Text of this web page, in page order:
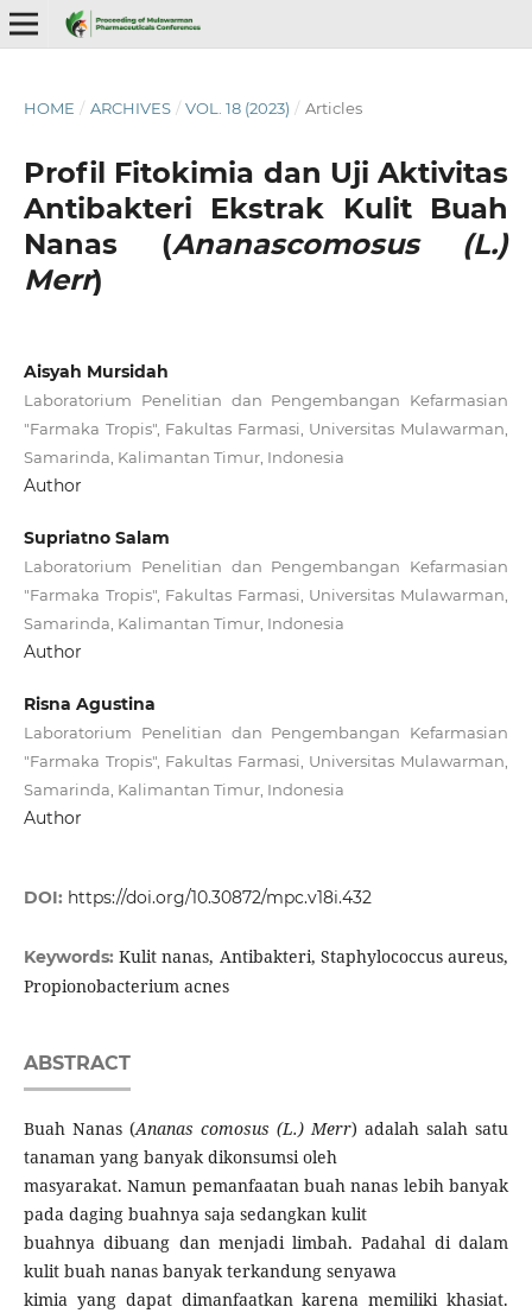
HOME / ARCHIVES / VOL. 18 (2023) / Articles
Profil Fitokimia dan Uji Aktivitas
Antibakteri Ekstrak Kulit Buah
Nanas (Ananascomosus (L.)
Merr)
Aisyah Mursidah
Laboratorium Penelitian dan Pengembangan Kefarmasian
"Farmaka Tropis", Fakultas Farmasi, Universitas Mulawarman,
Samarinda, Kalimantan Timur, Indonesia
Author
Supriatno Salam
Laboratorium Penelitian dan Pengembangan Kefarmasian
"Farmaka Tropis", Fakultas Farmasi, Universitas Mulawarman,
Samarinda, Kalimantan Timur, Indonesia
Author
Risna Agustina
Laboratorium Penelitian dan Pengembangan Kefarmasian
"Farmaka Tropis", Fakultas Farmasi, Universitas Mulawarman,
Samarinda, Kalimantan Timur, Indonesia
Author
DOI: https://doi.org/10.30872/mpc.v18i.432
Keywords:Kulit nanas, Antibakteri, Staphylococcus aureus,
Propionobacterium acnes
ABSTRACT
Buah Nanas (Ananas comosus (L.) Merr) adalah salah satu
tanaman yang banyak dikonsumsi oleh
masyarakat. Namun pemanfaatan buah nanas lebih banyak
pada daging buahnya saja sedangkan kulit
buahnya dibuang dan menjadi limbah. Padahal di dalam
kulit buah nanas banyak terkandung senyawa
kimia yang dapat dimanfaatkan karena memiliki khasiat.